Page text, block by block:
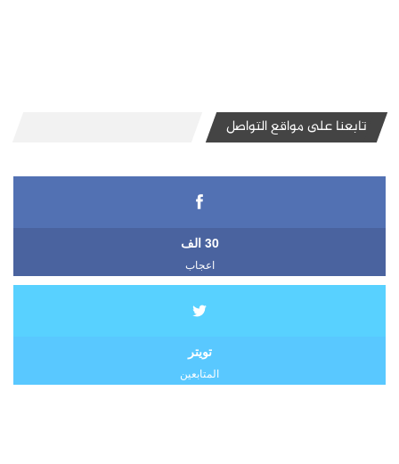
تابعنا على مواقع التواصل
30 الف
اعجاب
تويتر
المتابعين